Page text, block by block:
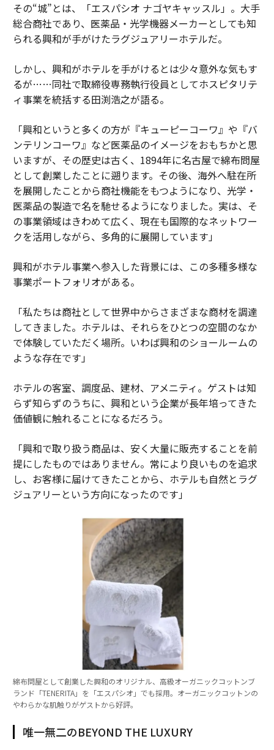
その“城”とは、「エスパシオ ナゴヤキャッスル」。大手
総合商社であり、医薬品・光学機器メーカーとしても知
られる興和が手がけたラグジュアリーホテルだ。
しかし、興和がホテルを手がけるとは少々意外な気もす
るが……同社で取締役専務執行役員としてホスピタリテ
ィ事業を統括する田渕浩之が語る。
「興和というと多くの方が『キューピーコーワ』や『バ
ンテリンコーワ』など医薬品のイメージをおもちかと思
いますが、その歴史は古く、1894年に名古屋で綿布問屋
として創業したことに遡ります。その後、海外へ駐在所
を展開したことから商社機能をもつようになり、光学・
医薬品の製造で名を馳せるようになりました。実は、そ
の事業領域はきわめて広く、現在も国際的なネットワー
クを活用しながら、多角的に展開しています」
興和がホテル事業へ参入した背景には、この多種多様な
事業ポートフォリオがある。
「私たちは商社として世界中からさまざまな商材を調達
してきました。ホテルは、それらをひとつの空間のなか
で体験していただく場所。いわば興和のショールームの
ような存在です」
ホテルの客室、調度品、建材、アメニティ。ゲストは知
らず知らずのうちに、興和という企業が長年培ってきた
価値観に触れることになるだろう。
「興和で取り扱う商品は、安く大量に販売することを前
提にしたものではありません。常により良いものを追求
し、お客様に届けてきたことから、ホテルも自然とラグ
ジュアリーという方向になったのです」
綿布問屋として創業した興和のオリジナル、高級オーガニックコットンブ
ランド「TENERITA」を「エスパシオ」でも採用。オーガニックコットンの
やわらかな肌触りがゲストから好評。
唯一無二のBEYOND THE LUXURY